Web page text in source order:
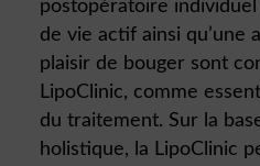
postopératoire
de vie actif ainsi qu’une
plaisir de bouger sont
LipoClinic, comme
du traitement. Sur la
holistique, la LipoClinic